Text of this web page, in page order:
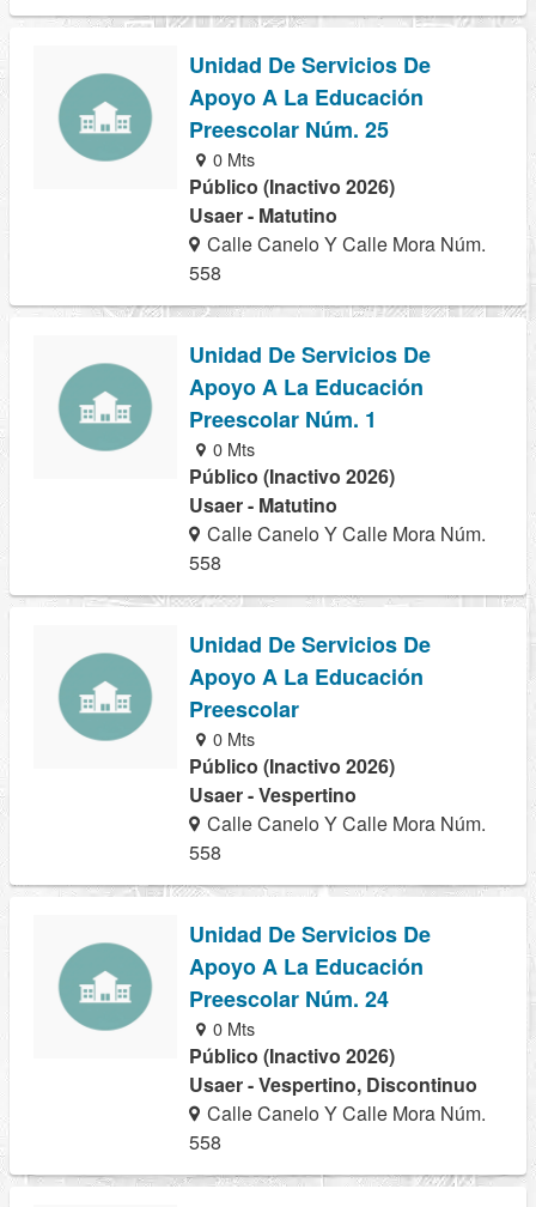
Unidad De Servicios De
Apoyo A La Educación
Preescolar Núm. 25
0 Mts
Público (Inactivo 2026)
Usaer - Matutino
Calle Canelo Y Calle Mora Núm.
558
Unidad De Servicios De
Apoyo A La Educación
Preescolar Núm. 1
0 Mts
Público (Inactivo 2026)
Usaer - Matutino
Calle Canelo Y Calle Mora Núm.
558
Unidad De Servicios De
Apoyo A La Educación
Preescolar
0 Mts
Público (Inactivo 2026)
Usaer - Vespertino
Calle Canelo Y Calle Mora Núm.
558
Unidad De Servicios De
Apoyo A La Educación
Preescolar Núm. 24
0 Mts
Público (Inactivo 2026)
Usaer - Vespertino, Discontinuo
Calle Canelo Y Calle Mora Núm.
558